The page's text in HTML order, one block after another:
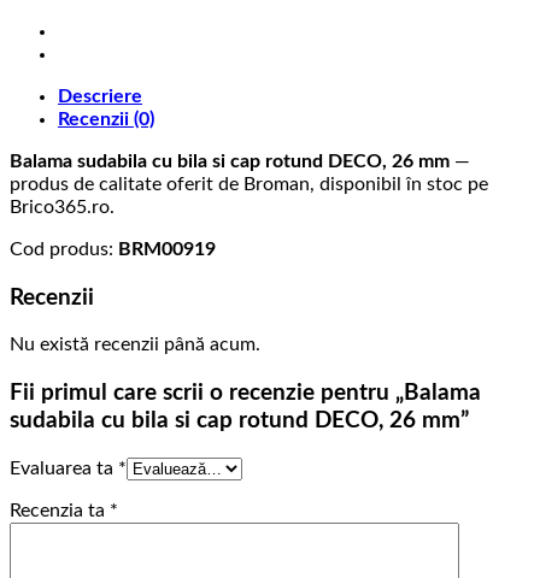
bila
si
rotund
DECO,
mm
Descriere
Recenzii (0)
Balama sudabila cu bila si cap rotund DECO, 26 mm —
produs de calitate oferit de Broman, disponibil în stoc pe
Brico365.ro.
Cod produs: BRM00919
Recenzii
Nu există recenzii până acum.
Fii primul care scrii o recenzie pentru „Balama
sudabila cu bila si cap rotund DECO, 26 mm”
Evaluarea ta *
Recenzia ta *